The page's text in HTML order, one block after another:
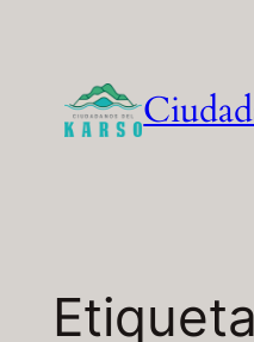
contenido